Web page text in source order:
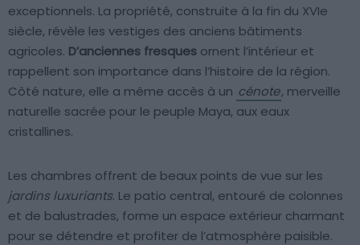
exceptionnels. La propriété, construite à la fin du XVIe
siècle, révèle les vestiges des anciens bâtiments
agricoles. D’anciennes fresques ornent l’intérieur et
rappellent son importance dans l’histoire de la région.
Côté nature, elle a même accès à un cénote, merveille
naturelle sacrée pour le peuple Maya, aux eaux
cristallines.
Les chambres offrent de beaux points de vue sur les
jardins luxuriants. Le patio central, entouré de colonnes
et de balustrades, forme un espace extérieur charmant
pour se détendre et profiter de l’atmosphère paisible.